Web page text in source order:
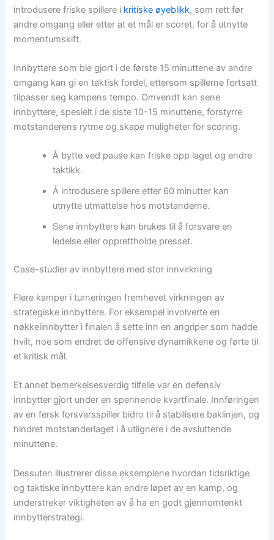
introdusere friske spillere i kritiske øyeblikk, som rett før
andre omgang eller etter at et mål er scoret, for å utnytte
momentumskift.
Innbyttere som ble gjort i de første 15 minuttene av andre
omgang kan gi en taktisk fordel, ettersom spillerne fortsatt
tilpasser seg kampens tempo. Omvendt kan sene
innbyttere, spesielt i de siste 10-15 minuttene, forstyrre
motstanderens rytme og skape muligheter for scoring.
Å bytte ved pause kan friske opp laget og endre
taktikk.
Å introdusere spillere etter 60 minutter kan
utnytte utmattelse hos motstanderne.
Sene innbyttere kan brukes til å forsvare en
ledelse eller opprettholde presset.
Case-studier av innbyttere med stor innvirkning
Flere kamper i turneringen fremhevet virkningen av
strategiske innbyttere. For eksempel involverte en
nøkkelinnbytter i finalen å sette inn en angriper som hadde
hvilt, noe som endret de offensive dynamikkene og førte til
et kritisk mål.
Et annet bemerkelsesverdig tilfelle var en defensiv
innbytter gjort under en spennende kvartfinale. Innføringen
av en fersk forsvarsspiller bidro til å stabilisere baklinjen, og
hindret motstanderlaget i å utlignere i de avsluttende
minuttene.
Dessuten illustrerer disse eksemplene hvordan tidsriktige
og taktiske innbyttere kan endre løpet av en kamp, og
understreker viktigheten av å ha en godt gjennomtenkt
innbytterstrategi.